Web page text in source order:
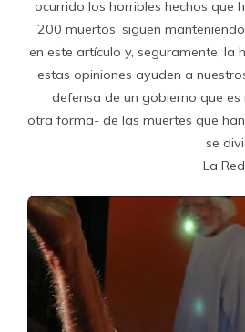
ocurrido los horribles hechos que
200 muertos, siguen
en este artículo y, seguramente, la
estas opiniones ayuden a
defensa de un gobierno que
otra forma- de las muertes que
se
La